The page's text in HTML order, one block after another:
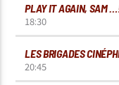
PLAY IT AGAIN, SAM
18:30
LES BRIGADES
20:45